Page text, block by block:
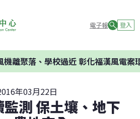
電子報 登入
聚落、學校過近 彰化福漢風電案環
年03月22日
測 保土壤、地下